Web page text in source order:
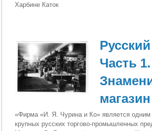
Харбине Каток
Часть 1.
«Фирма «И. Я. Чурина и Ко» является одним
крупных русских торгово-промышленных